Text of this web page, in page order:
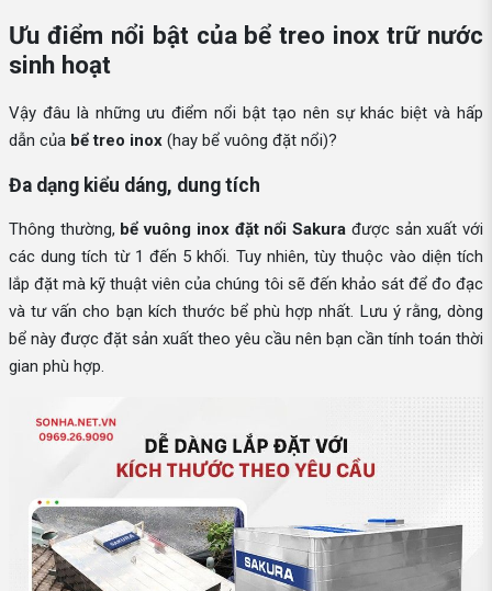
Ưu điểm nổi bật của bể treo inox trữ nước
sinh hoạt
Vậy đâu là những ưu điểm nổi bật tạo nên sự khác biệt và hấp
dẫn của bể treo inox (hay bể vuông đặt nổi)?
Đa dạng kiểu dáng, dung tích
Thông thường, bể vuông inox đặt nổi Sakura được sản xuất với
các dung tích từ 1 đến 5 khối. Tuy nhiên, tùy thuộc vào diện tích
lắp đặt mà kỹ thuật viên của chúng tôi sẽ đến khảo sát để đo đạc
và tư vấn cho bạn kích thước bể phù hợp nhất. Lưu ý rằng, dòng
bể này được đặt sản xuất theo yêu cầu nên bạn cần tính toán thời
gian phù hợp.